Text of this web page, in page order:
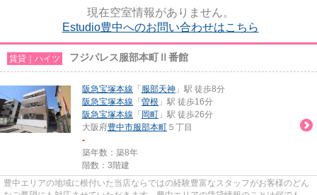
現在空室情報がありません。
Estudio豊中へのお問い合わせはこちら
賃貸｜ハイツ フジパレス服部本町Ⅱ番館
阪急宝塚本線 「 服部天神 」駅 徒歩8分
阪急宝塚本線 「 曽根 」駅 徒歩16分
阪急宝塚本線 「 岡町 」駅 徒歩26分
大阪府豊中市服部本町 ５丁目
-
築年数：築8年
階数：3階建
豊中エリアの地域に根付いた当店ならではの経験豊富なスタッフがお客様のどん